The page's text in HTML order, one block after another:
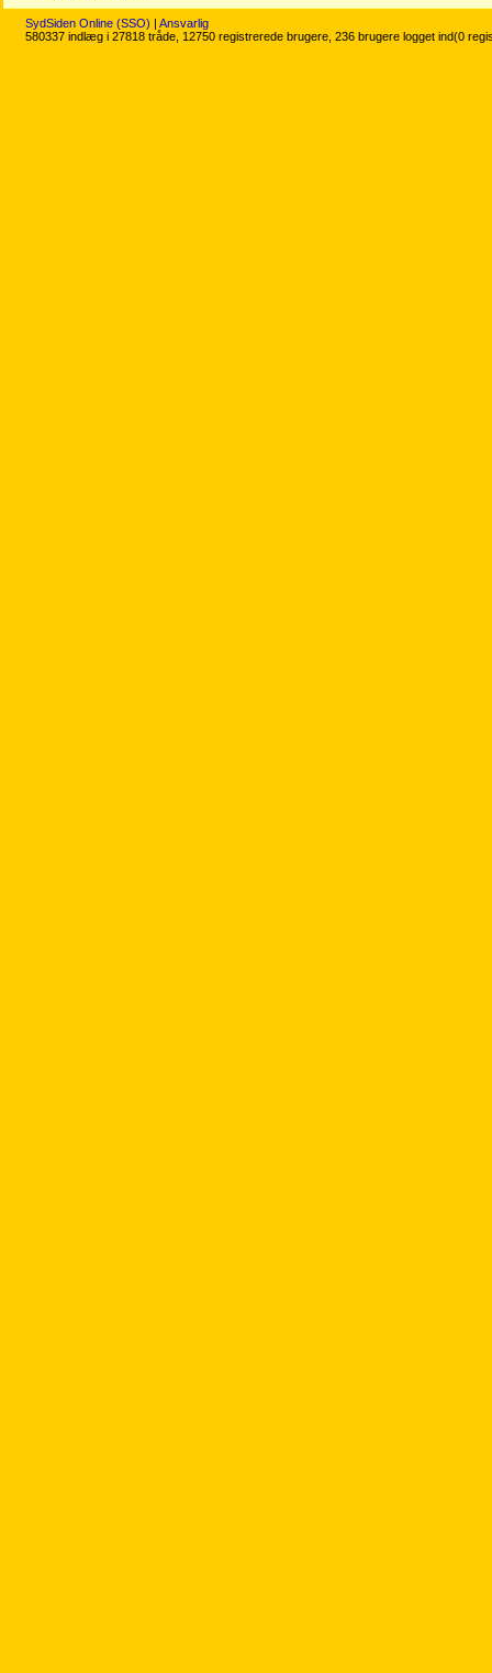
SydSiden Online (SSO) | Ansvarlig
580337 indlæg i 27818 tråde, 12750 registrerede brugere, 236 brugere logget ind(0